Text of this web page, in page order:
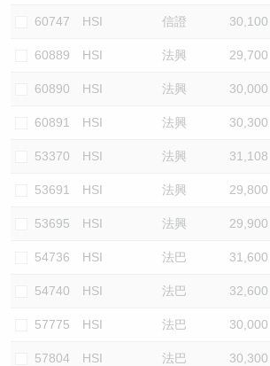
60747 HSI 信證 30,100
60889 HSI 法興 29,700
60890 HSI 法興 30,000
60891 HSI 法興 30,300
53370 HSI 法興 31,108
53691 HSI 法興 29,800
53695 HSI 法興 29,900
54736 HSI 法巴 31,600
54740 HSI 法巴 32,600
57775 HSI 法巴 30,000
57804 HSI 法巴 30,300